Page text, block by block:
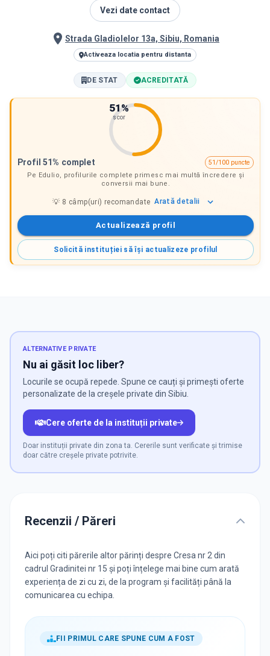
Vezi date contact
Strada Gladiolelor 13a, Sibiu, Romania
Activeaza locatia pentru distanta
DE STAT ACREDITATĂ
51%
scor
Profil 51% complet
51/100 puncte
Pe Edulio, profilurile complete primesc mai multă încredere și
conversii mai bune.
💡 8 câmp(uri) recomandate Arată detalii
Actualizează profil
Solicită instituției să își actualizeze profilul
ALTERNATIVE PRIVATE
Nu ai găsit loc liber?
Locurile se ocupă repede. Spune ce cauți și primești oferte
personalizate de la creșele private din Sibiu.
Cere oferte de la instituții private
Doar instituții private din zona ta. Cererile sunt verificate și trimise
doar către creșele private potrivite.
Recenzii / Păreri
Aici poți citi părerile altor părinți despre Cresa nr 2 din
cadrul Gradinitei nr 15 și poți înțelege mai bine cum arată
experiența de zi cu zi, de la program și facilități până la
comunicarea cu echipa.
FII PRIMUL CARE SPUNE CUM A FOST